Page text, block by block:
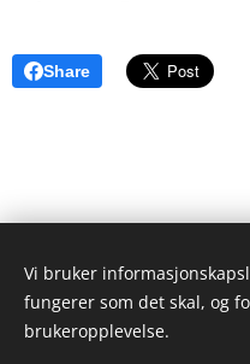
Share
Vi bruker
fungerer som det skal, og
brukeropplevelse.